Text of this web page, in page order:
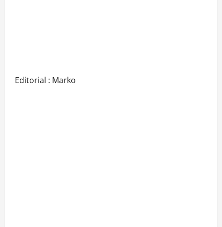
Editorial : Marko